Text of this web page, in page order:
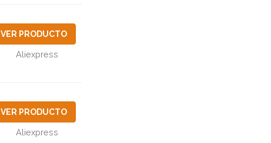
VER PRODUCTO
Aliexpress
VER PRODUCTO
Aliexpress